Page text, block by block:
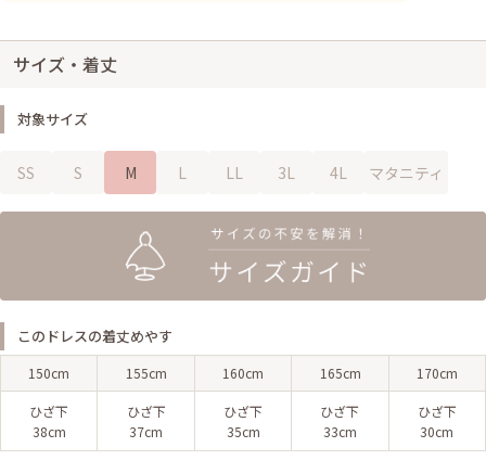
サイズ・着丈
対象サイズ
SS S M L LL 3L 4L マタニティ
このドレスの着丈めやす
150cm 155cm 160cm 165cm 170cm
ひざ下
38cm
ひざ下
37cm
ひざ下
35cm
ひざ下
33cm
ひざ下
30cm